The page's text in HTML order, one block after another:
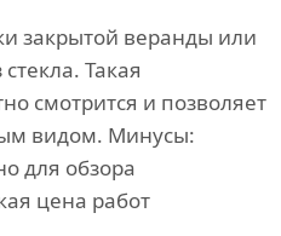
закрытой веранды или
Такая
смотрится и позволяет
видом. Минусы:
для обзора
цена работ